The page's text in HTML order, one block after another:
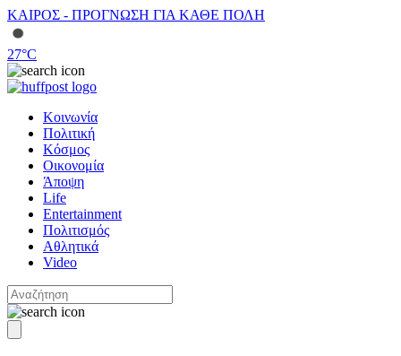
ΚΑΙΡΟΣ - ΠΡΟΓΝΩΣΗ ΓΙΑ ΚΑΘΕ ΠΟΛΗ
27°C
Κοινωνία
Πολιτική
Κόσμος
Οικονομία
Άποψη
Life
Entertainment
Πολιτισμός
Αθλητικά
Video